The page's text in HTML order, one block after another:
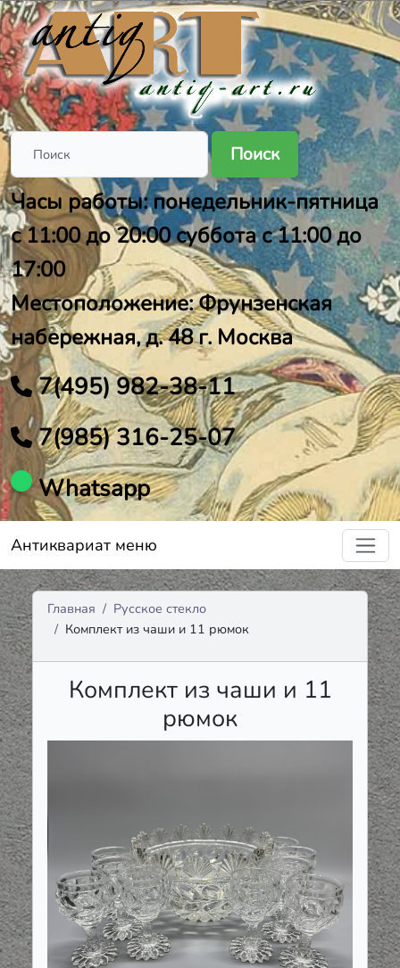
Поиск
Часы работы: понедельник-пятница
с 11:00 до 20:00 суббота с 11:00 до
17:00
Местоположение: Фрунзенская
набережная, д. 48 г. Москва
7(495) 982-38-11
7(985) 316-25-07
Whatsapp
Антиквариат меню
Главная
Русское стекло
Комплект из чаши и 11 рюмок
Комплект из чаши и 11
рюмок